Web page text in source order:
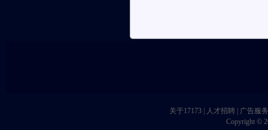
关于17173 人才招聘
广告服务
Copyright ©